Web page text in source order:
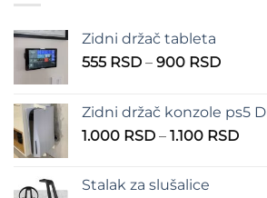
Zidni držač tableta
555 RSD – 900 RSDRaspon
555
do
Zidni držač konzole ps5
1.000 RSD – 1.100 RSD
Stalak za slušalice